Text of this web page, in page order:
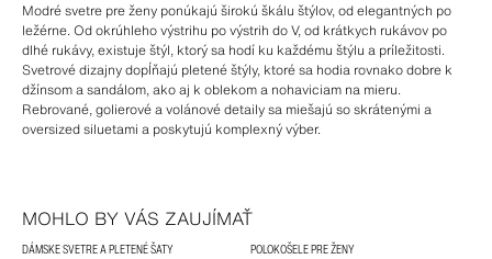
Modré svetre pre ženy ponúkajú širokú škálu štýlov, od elegantných po
ležérne. Od okrúhleho výstrihu po výstrih do V, od krátkych rukávov po
dlhé rukávy, existuje štýl, ktorý sa hodí ku každému štýlu a príležitosti.
Svetrové dizajny dopĺňajú pletené štýly, ktoré sa hodia rovnako dobre k
džínsom a sandálom, ako aj k oblekom a nohaviciam na mieru.
Rebrované, golierové a volánové detaily sa miešajú so skrátenými a
oversized siluetami a poskytujú komplexný výber.
MOHLO BY VÁS ZAUJÍMAŤ
DÁMSKE SVETRE A PLETENÉ ŠATY
POLOKOŠELE PRE ŽENY